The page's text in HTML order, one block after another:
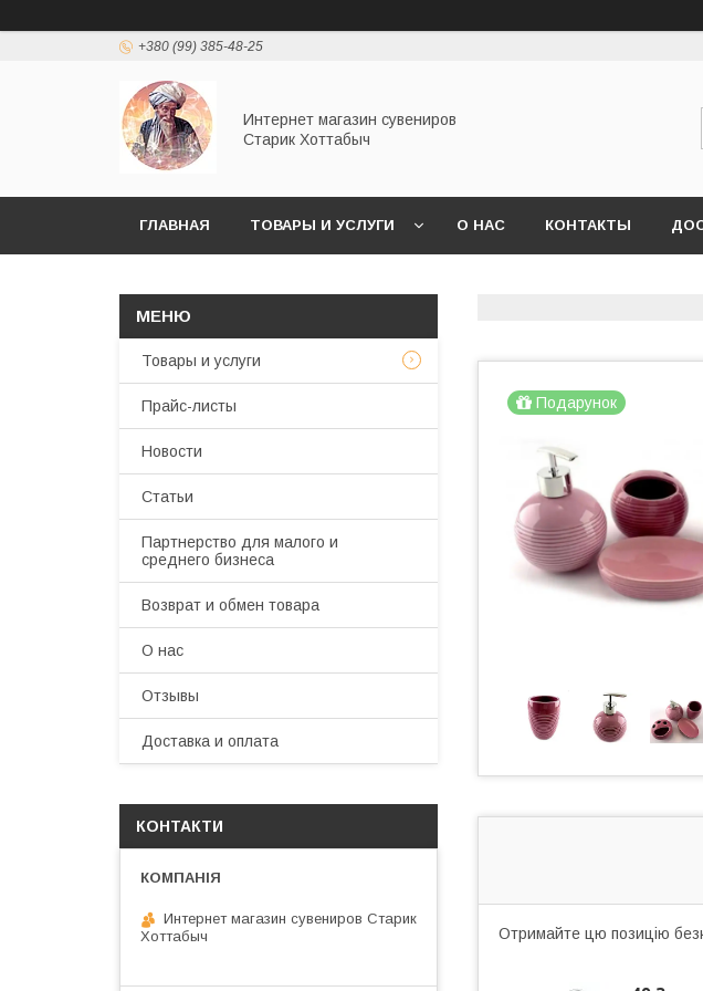
+380 (99) 385-48-25
Интернет магазин сувениров
Старик Хоттабыч
ГЛАВНАЯ ТОВАРЫ И УСЛУГИ О НАС КОНТАКТЫ
Подарунок
Отримайте цю позицію
Товары и услуги
Прайс-листы
Новости
Статьи
Партнерство для малого и
среднего бизнеса
Возврат и обмен товара
О нас
Отзывы
Доставка и оплата
КОНТАКТИ
Интернет магазин сувениров Старик
Хоттабыч